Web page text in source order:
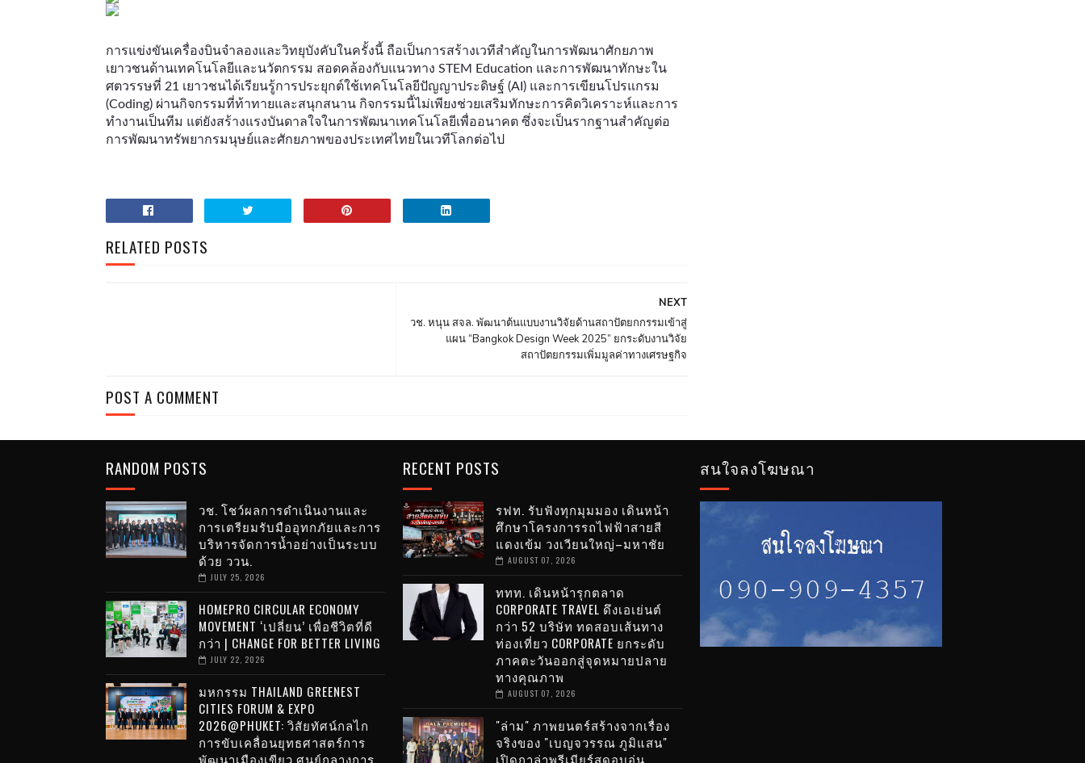
การแข่งขันเครื่องบินจำลองและวิทยุบังคับในครั้งนี้ ถือเป็นการสร้างเวทีสำคัญในการพัฒนาศักยภาพ
เยาวชนด้านเทคโนโลยีและนวัตกรรม สอดคล้องกับแนวทาง STEM Education และการพัฒนาทักษะใน
ศตวรรษที่ 21 เยาวชนได้เรียนรู้การประยุกต์ใช้เทคโนโลยีปัญญาประดิษฐ์ (AI) และการเขียนโปรแกรม
(Coding) ผ่านกิจกรรมที่ท้าทายและสนุกสนาน กิจกรรมนี้ไม่เพียงช่วยเสริมทักษะการคิดวิเคราะห์และการ
ทำงานเป็นทีม แต่ยังสร้างแรงบันดาลใจในการพัฒนาเทคโนโลยีเพื่ออนาคต ซึ่งจะเป็นรากฐานสำคัญต่อ
การพัฒนาทรัพยากรมนุษย์และศักยภาพของประเทศไทยในเวทีโลกต่อไป
RELATED POSTS
NEXT
วช. หนุน สจล. พัฒนาต้นแบบงานวิจัยด้านสถาปัตยกกรรมเข้าสู่
แผน “Bangkok Design Week 2025” ยกระดับงานวิจัย
สถาปัตยกรรมเพิ่มมูลค่าทางเศรษฐกิจ
POST A COMMENT
RANDOM POSTS
วช. โชว์ผลการดำเนินงานและ
การเตรียมรับมืออุทกภัยและการ
บริหารจัดการน้ำอย่างเป็นระบบ
ด้วย ววน.
JULY 25, 2026
HOMEPRO CIRCULAR ECONOMY
MOVEMENT ‘เปลี่ยน’ เพื่อชีวิตที่ดี
กว่า | CHANGE FOR BETTER LIVING
JULY 22, 2026
มหกรรม THAILAND GREENEST
CITIES FORUM & EXPO
2026@PHUKET: วิสัยทัศน์กลไก
การขับเคลื่อนยุทธศาสตร์การ
พัฒนาเมืองเขียว ศูนย์กลางการ
RECENT POSTS
รฟท. รับฟังทุกมุมมอง เดินหน้า
ศึกษาโครงการรถไฟฟ้าสายสี
แดงเข้ม วงเวียนใหญ่–มหาชัย
AUGUST 07, 2026
ททท. เดินหน้ารุกตลาด
CORPORATE TRAVEL ดึงเอเย่นต์
กว่า 52 บริษัท ทดสอบเส้นทาง
ท่องเที่ยว CORPORATE ยกระดับ
ภาคตะวันออกสู่จุดหมายปลาย
ทางคุณภาพ
AUGUST 07, 2026
"ล่าม" ภาพยนตร์สร้างจากเรื่อง
จริงของ "เบญจวรรณ ภูมิแสน"
เปิดกาล่าพรีเมียร์สุดอบอุ่น
สนใจลงโฆษณา